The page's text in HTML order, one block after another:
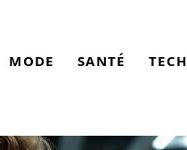
MODE SANTÉ TECH